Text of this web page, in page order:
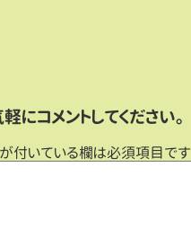
にコメントしてください。
が付いている欄は必須項目です